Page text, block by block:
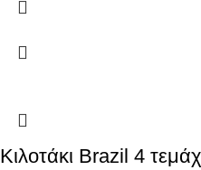
Κιλοτάκι Brazil 4